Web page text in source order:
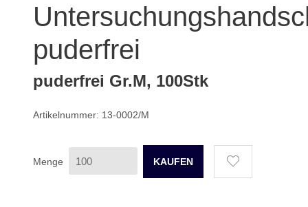
puderfrei
puderfrei Gr.M, 100Stk
Artikelnummer: 13-0002/M
Menge